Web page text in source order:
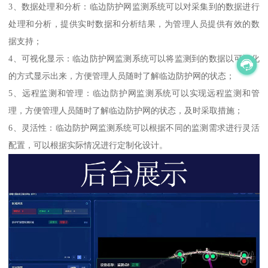
3、数据处理和分析：临边防护网监测系统可以对采集到的数据进行
处理和分析，提供实时数据和分析结果，为管理人员提供有效的数
据支持；
4、可视化显示：临边防护网监测系统可以将监测到的数据以可视化
的方式显示出来，方便管理人员随时了解临边防护网的状态；
5、远程监测和管理：临边防护网监测系统可以实现远程监测和管
理，方便管理人员随时了解临边防护网的状态，及时采取措施；
6、灵活性：临边防护网监测系统可以根据不同的监测需求进行灵活
配置，可以根据实际情况进行定制化设计。